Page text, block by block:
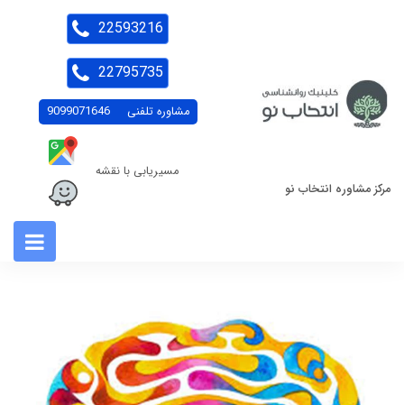
مرکز مشاوره انتخاب نو
مشاوره تلفنی 9099071646
مسیریابی با نقشه
22593216
22795735